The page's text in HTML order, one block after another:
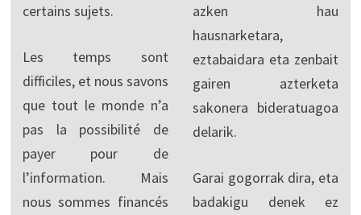
certains sujets.
Les temps sont
difficiles, et nous savons
que tout le monde n’a
pas la possibilité de
payer pour de
l’information. Mais
nous sommes financés
azken hau
hausnarketara,
eztabaidara eta zenbait
gairen azterketa
sakonera bideratuagoa
delarik.
Garai gogorrak dira, eta
badakigu denek ez